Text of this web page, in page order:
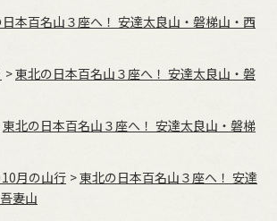
本百名山３座へ！ 安達太良山・磐梯山・西
東北の日本百名山３座へ！ 安達太良山・磐
東北の日本百名山３座へ！ 安達太良山・磐梯
月の山行
東北の日本百名山３座へ！ 安達
妻山